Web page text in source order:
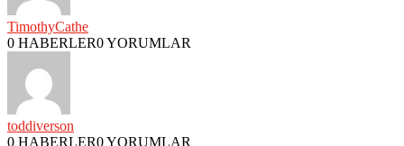
TimothyCathe
0 HABERLER0 YORUMLAR
toddiverson
0 HABERLER0 YORUMLAR